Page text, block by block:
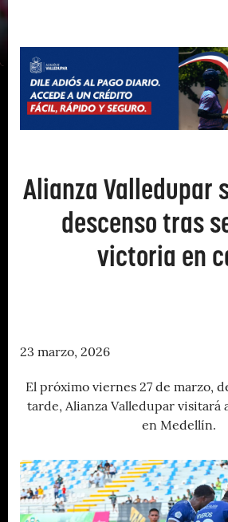
Alianza Valledupar
descenso tras
victoria en
23 marzo, 2026
El próximo viernes 27 de marzo,
tarde, Alianza Valledupar visitará
en Medellín.